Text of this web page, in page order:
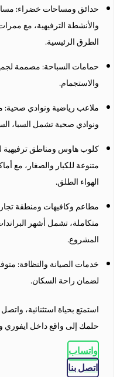
حدائق ومساحات خضراء:
والأنشطة الترفيهية، مع
الطرق الرئيسية.
حمامات السباحة: مصممة
والاستجمام.
ملاعب رياضية ونوادي صحية:
ونوادي صحية تشمل السبا،
كلوب هاوس ومناطق ترفيهية
متنوعة للكبار والصغار، مع
الهواء الطلق.
مطاعم وكافيهات ومنطقة
متكاملة، تشمل أشهر
المشروع.
خدمات الصيانة والنظافة:
لضمان راحة السكان.
حلمك إلى واقع داخلايفوري
واتساب
اتصل بنا